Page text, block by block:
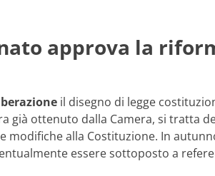
approva la
il disegno di legge
già ottenuto dalla Camera, si tratta
alla Costituzione. In
essere sottoposto a